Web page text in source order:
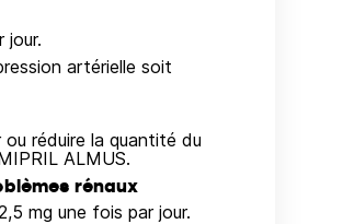
jour.
artérielle soit
réduire la quantité du
ALMUS.
rénaux
mg une fois par jour.